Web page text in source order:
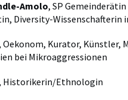
Amolo, SP
Diversity-Wissenschafterin
Oekonom, Kurator, Künstler,
bei Mikroaggressionen
Historikerin/Ethnologin